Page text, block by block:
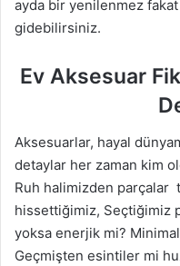
ayda bir yenilenmez
gidebilirsiniz.
Ev Aksesuar
Aksesuarlar, hayal
detaylar her zaman kim
Ruh halimizden parçalar
hissettiğimiz, Seçtiğimiz
yoksa enerjik mi?
Geçmişten esintiler mi